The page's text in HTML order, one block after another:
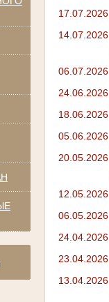
17.07.2026
14.07.2026
06.07.2026
24.06.2026
18.06.2026
05.06.2026
20.05.2026
12.05.2026
06.05.2026
24.04.2026
23.04.2026
13.04.2026